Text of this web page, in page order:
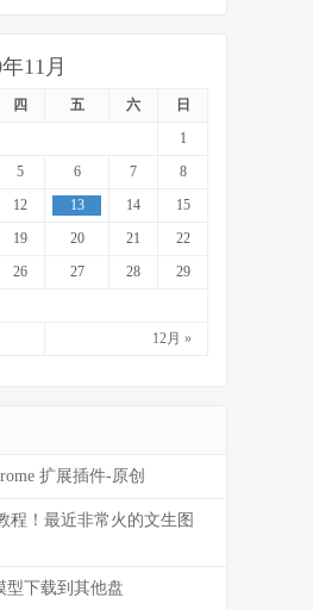
11月
四 五 六 日
12月 »
1
5 6 7
8
12 13 14
15
19 20 21
22
26 27 28
29
扩展插件-原创
程！最近非常火的文生图
型下载到其他盘